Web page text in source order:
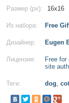
Размер (px): 16x16
Из набора: Free
Дизайнер: Eugen
Лицензия:
Free
site
Теги: dog,